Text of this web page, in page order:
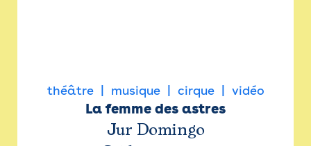
théâtre musique cirque vidéo
La femme des astres
Jur Domingo